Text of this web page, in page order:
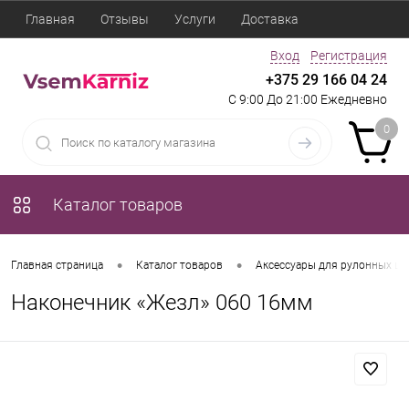
Главная Отзывы Услуги Доставка
Вход Регистрация
+375 29 166 04 24
С 9:00 До 21:00 Ежедневно
0
Каталог товаров
Главная страница • Каталог товаров • Аксессуары для рулонных
Наконечник «Жезл» 060 16мм